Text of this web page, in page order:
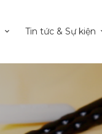
Tin tức & Sự kiện